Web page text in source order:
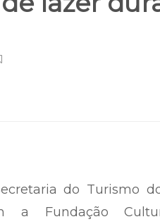
do Turismo
a Fundação